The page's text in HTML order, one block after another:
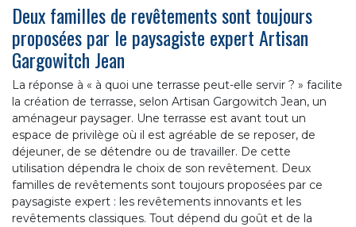
Deux familles de revêtements sont toujours
proposées par le paysagiste expert Artisan
Gargowitch Jean
La réponse à « à quoi une terrasse peut-elle servir ? » facilite
la création de terrasse, selon Artisan Gargowitch Jean, un
aménageur paysager. Une terrasse est avant tout un
espace de privilège où il est agréable de se reposer, de
déjeuner, de se détendre ou de travailler. De cette
utilisation dépendra le choix de son revêtement. Deux
familles de revêtements sont toujours proposées par ce
paysagiste expert : les revêtements innovants et les
revêtements classiques. Tout dépend du goût et de la